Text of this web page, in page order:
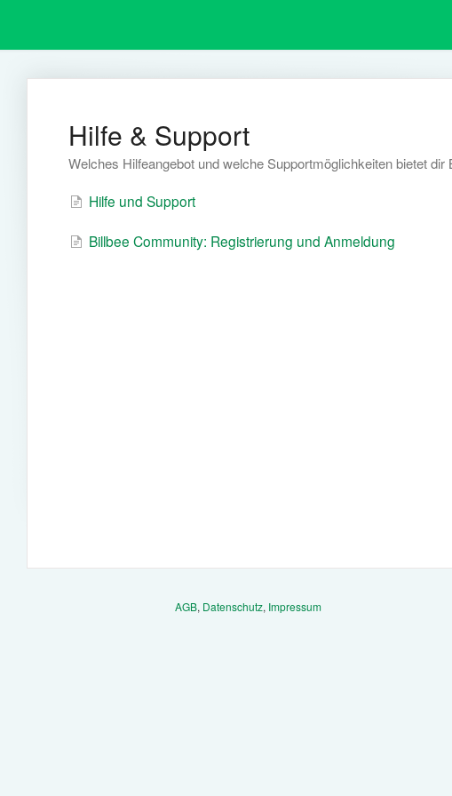
Hilfe & Support
Welches Hilfeangebot und welche Supportmöglichkeiten bietet dir
Hilfe und Support
Billbee Community: Registrierung und Anmeldung
AGB, Datenschutz, Impressum